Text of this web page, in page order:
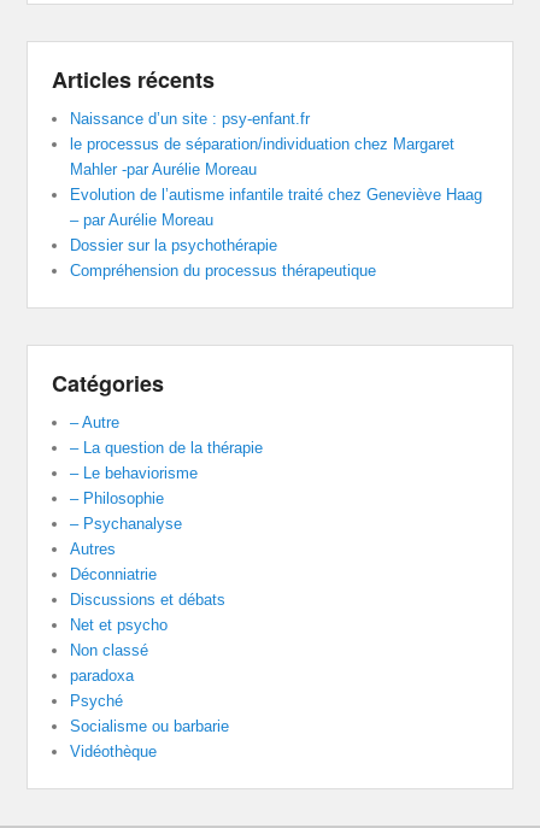
Articles récents
Naissance d’un site : psy-enfant.fr
le processus de séparation/individuation chez Margaret
Mahler -par Aurélie Moreau
Evolution de l’autisme infantile traité chez Geneviève Haag
– par Aurélie Moreau
Dossier sur la psychothérapie
Compréhension du processus thérapeutique
Catégories
– Autre
– La question de la thérapie
– Le behaviorisme
– Philosophie
– Psychanalyse
Autres
Déconniatrie
Discussions et débats
Net et psycho
Non classé
paradoxa
Psyché
Socialisme ou barbarie
Vidéothèque